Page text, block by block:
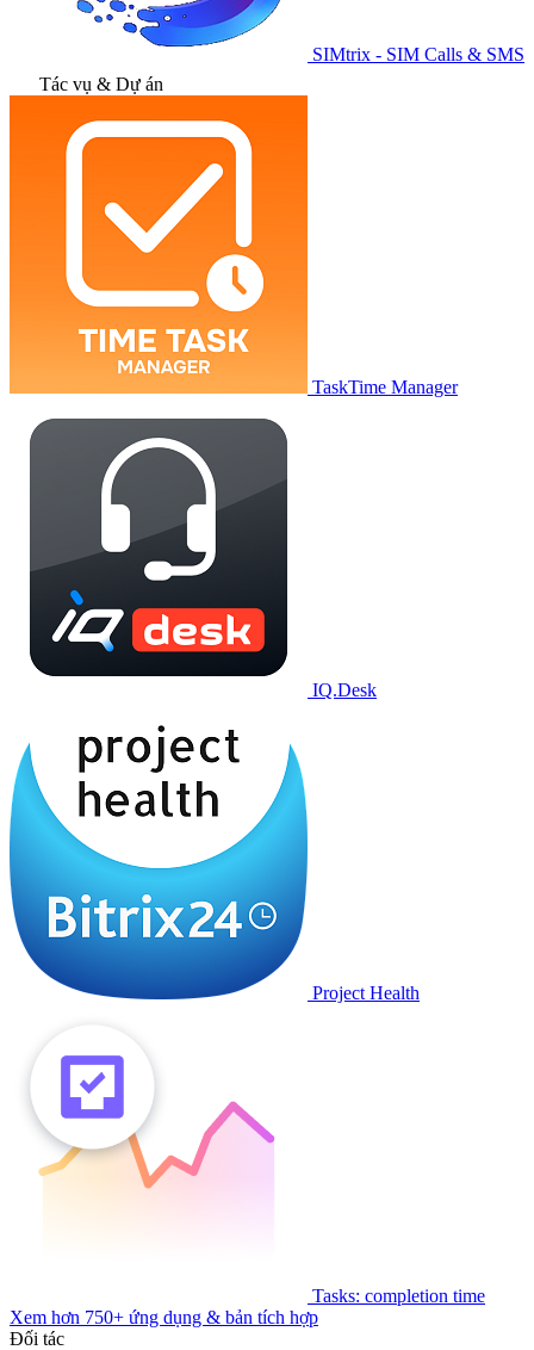
SIMtrix - SIM Calls & SMS
Tác vụ & Dự án
TaskTime Manager
IQ.Desk
Project Health
Tasks: completion time
Xem hơn 750+ ứng dụng & bản tích hợp
Đối tác